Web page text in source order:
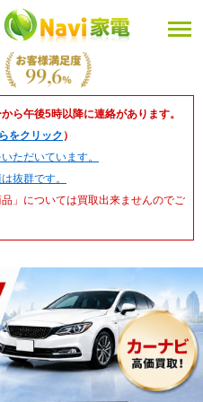
ら午後5時以降に連絡があります。
をクリック ）
ただいています。
抜群です。
」については買取出来ませんのでご